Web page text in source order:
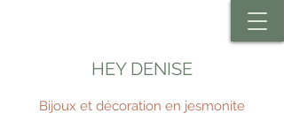
HEY DENISE
Bijoux et décoration en jesmonite